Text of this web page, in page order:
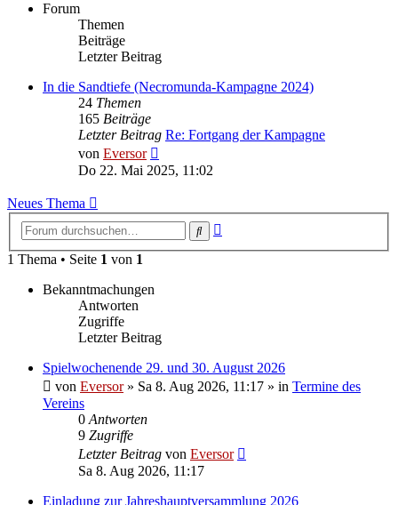
Forum
Themen
Beiträge
Letzter Beitrag
In die Sandtiefe (Necromunda-Kampagne 2024)
24 Themen
165 Beiträge
Letzter Beitrag Re: Fortgang der Kampagne
von Eversor
Beitrag
Do 22. Mai 2025, 11:02
Neues Thema
Suche
1 Thema • Seite 1 von 1
Bekanntmachungen
Antworten
Zugriffe
Letzter Beitrag
Spielwochenende 29. und 30. August 2026
von Eversor» Sa 8. Aug 2026, 11:17 » in Termine des
Vereins
0 Antworten
9 Zugriffe
Letzter Beitrag von Eversor
Sa 8. Aug 2026, 11:17
Einladung zur Jahreshauptversammlung 2026